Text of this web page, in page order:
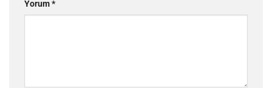
Yorum*